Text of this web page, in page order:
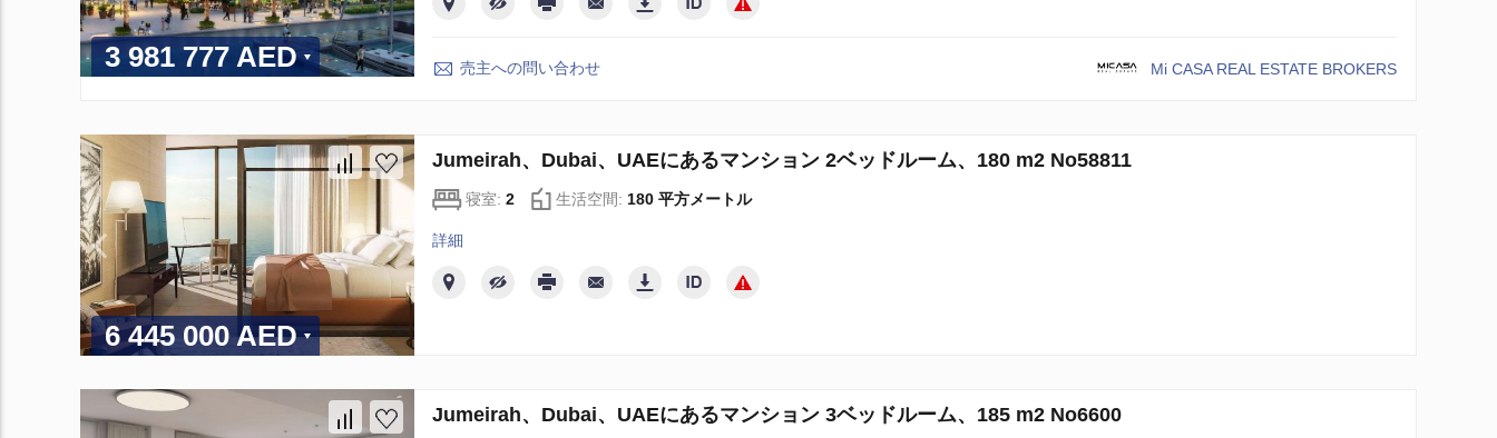
3 981 777 AED 売主への問い合わせ Mi CASA REAL ESTATE BROKERS
6 445 000 AED
Jumeirah、Dubai、UAEにあるマンション 2ベッドルーム、180 m2 No58811
寝室: 2 生活空間: 180 平方メートル
詳細
Jumeirah、Dubai、UAEにあるマンション 3ベッドルーム、185 m2 No6600